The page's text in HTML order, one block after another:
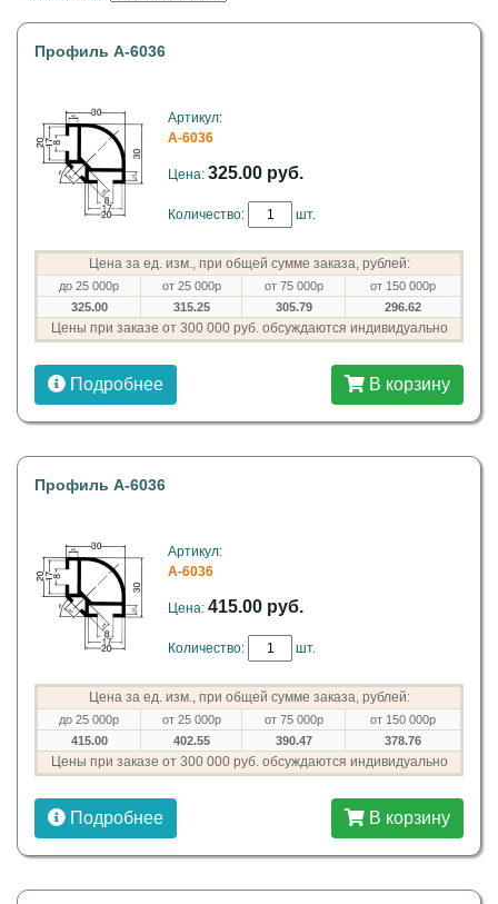
Профиль A-6036
Артикул:
A-6036
Цена: 325.00 руб.
Количество: шт.
Цена за ед. изм., при общей сумме заказа, рублей:
до 25 000р от 25 000р от 75 000р
от 150 000р
325.00
315.25 305.79 296.62
Цены при заказе от 300 000 руб. обсуждаются индивидуально
Подробнее В корзину
Профиль A-6036
Артикул:
A-6036
Цена: 415.00 руб.
Количество: шт.
Цена за ед. изм., при общей сумме заказа, рублей:
до 25 000р от 25 000р от 75 000р
от 150 000р
415.00
402.55 390.47 378.76
Цены при заказе от 300 000 руб. обсуждаются индивидуально
Подробнее В корзину